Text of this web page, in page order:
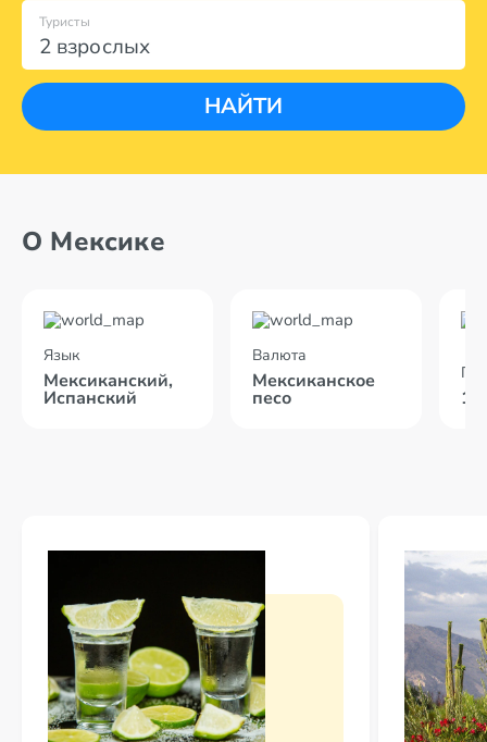
2 взрослых
Туристы
НАЙТИ
О Мексике
Язык
Мексиканский,
Испанский
Валюта
Мексиканское
песо